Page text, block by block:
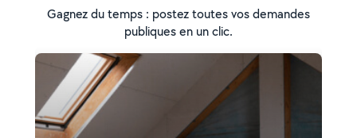
Gagnez du temps : postez toutes vos demandes
publiques en un clic.